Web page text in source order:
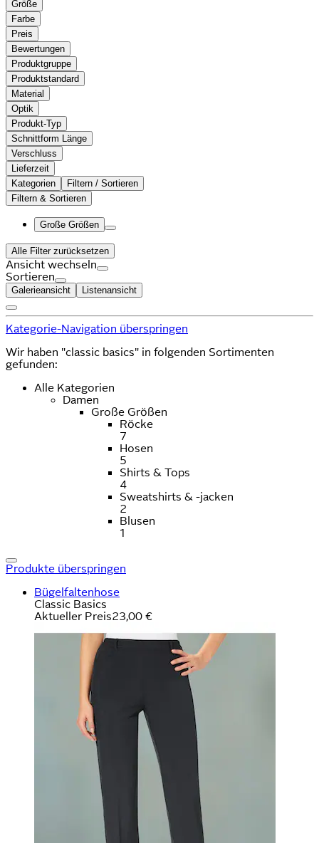
Größe
Farbe
Preis
Bewertungen
Produktgruppe
Produktstandard
Material
Optik
Produkt-Typ
Schnittform Länge
Verschluss
Lieferzeit
Kategorien
Filtern / Sortieren
Filtern & Sortieren
Große Größen
Alle Filter zurücksetzen
Ansicht wechseln
Sortieren
Galerieansicht Listenansicht
Kategorie-Navigation überspringen
Wir haben "classic basics" in folgenden Sortimenten
gefunden:
Alle Kategorien
Damen
Große Größen
Röcke
7
Hosen
5
Shirts & Tops
4
Sweatshirts & -jacken
2
Blusen
1
Produkte überspringen
Bügelfaltenhose
Classic Basics
Aktueller Preis23,00 €